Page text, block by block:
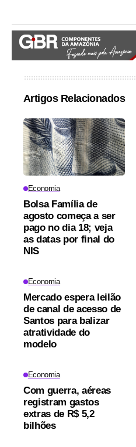
Artigos Relacionados
Economia
Bolsa Família de
agosto começa a ser
pago no dia 18; veja
as datas por final do
NIS
Economia
Mercado espera leilão
de canal de acesso de
Santos para balizar
atratividade do
modelo
Economia
Com guerra, aéreas
registram gastos
extras de R$ 5,2
bilhões